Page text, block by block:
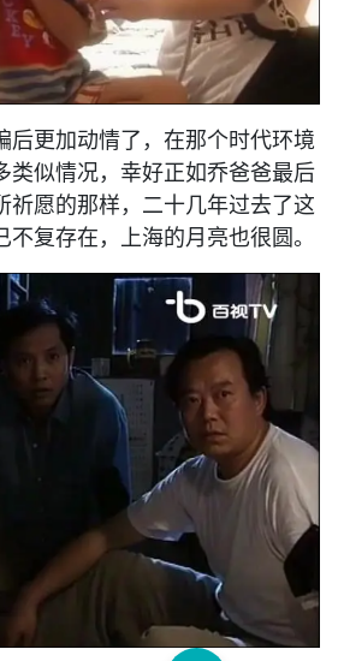
后更加动情了，在那个时代环境
类似情况，幸好正如乔爸爸最后
祈愿的那样，二十几年过去了这
复存在，上海的月亮也很圆。